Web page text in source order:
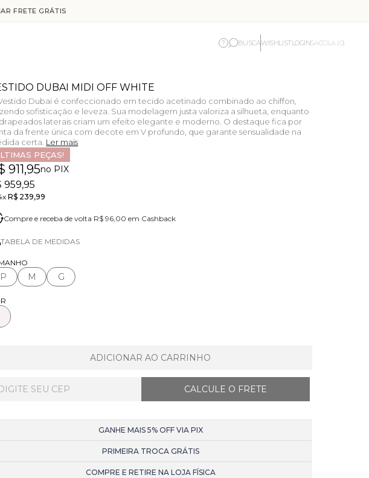
FRETE GRÁTIS
? BUSCAWISHLISTLOGINSACOLA (0)
DUBAI MIDI OFF WHITE
Dubai é confeccionado em tecido acetinado combinado ao chiffon,
sofisticação e leveza. Sua modelagem justa valoriza a silhueta, enquanto
laterais criam um efeito elegante e moderno. O destaque fica por
da frente única com decote em V profundo, que garante sensualidade na
certa. Ler mais
PEÇAS!
911,95no PIX
959,95
R$ 239,99
Compre e receba de volta R$ 96,00 em Cashback
TABELA DE MEDIDAS
P M G
ADICIONAR AO CARRINHO
GANHE MAIS 5% OFF VIA PIX
PRIMEIRA TROCA GRÁTIS
COMPRE E RETIRE NA LOJA FÍSICA